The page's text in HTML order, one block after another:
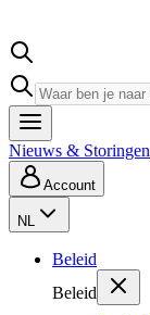
Nieuws & Storingen
Account
NL
Beleid
Beleid